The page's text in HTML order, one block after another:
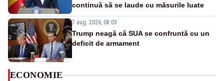
continuă să se laude cu măsurile luate
7 aug. 2026, 08:03
Trump neagă că SUA se confruntă cu un
deficit de armament
ECONOMIE